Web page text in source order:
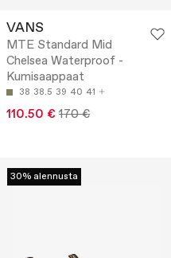
VANS
MTE Standard Mid
Chelsea Waterproof -
Kumisaappaat
38 38.5 39 40 41
110.50 € 170 €
30% alennusta